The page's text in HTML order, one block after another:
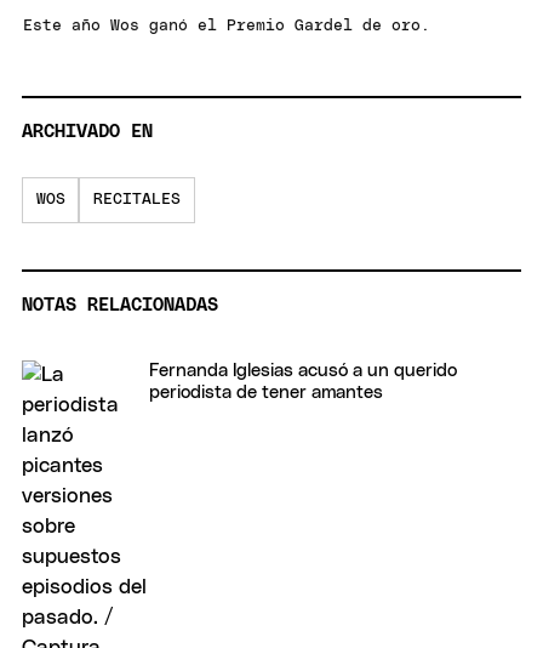
Este año Wos ganó el Premio Gardel de oro.
ARCHIVADO EN
WOS RECITALES
NOTAS RELACIONADAS
Fernanda Iglesias acusó a un querido
periodista de tener amantes